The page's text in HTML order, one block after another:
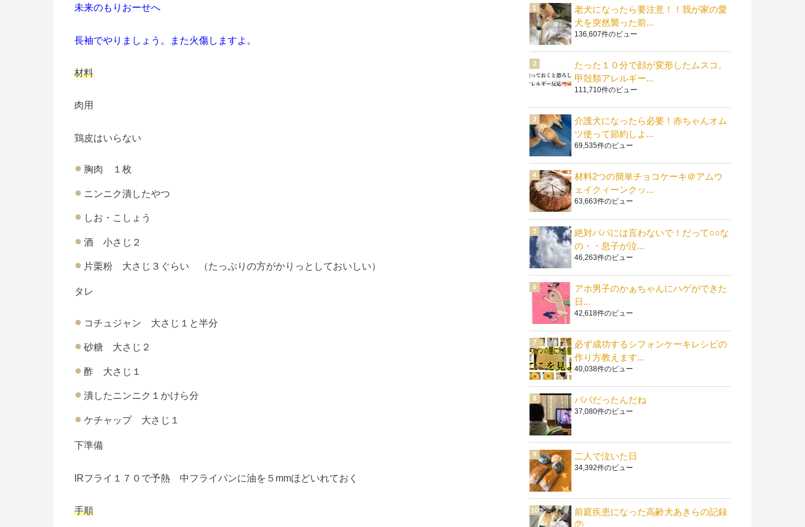
未来のもりおーせへ
長袖でやりましょう。また火傷しますよ。
材料
肉用
鶏皮はいらない
胸肉 １枚
ニンニク潰したやつ
しお・こしょう
酒 小さじ２
片栗粉 大さじ３ぐらい （たっぷりの方がかりっとしておいしい）
タレ
コチュジャン 大さじ１と半分
砂糖 大さじ２
酢 大さじ１
潰したニンニク１かけら分
ケチャップ 大さじ１
下準備
IRフライ１７０で予熱 中フライパンに油を５mmほどいれておく
手順
老犬になったら要注意！！我が家の愛
犬を突然襲った前...
136,607件のビュー
たった１０分で顔が変形したムスコ。
甲殻類アレルギー...
111,710件のビュー
介護犬になったら必要！赤ちゃんオム
ツ使って節約しよ...
69,535件のビュー
材料2つの簡単チョコケーキ＠アムウ
ェイクィーンクッ...
63,663件のビュー
絶対パパには言わないで！だって○○な
の・・息子が泣...
46,263件のビュー
アホ男子のかぁちゃんにハゲができた
日...
42,618件のビュー
必ず成功するシフォンケーキレシピの
作り方教えます...
40,038件のビュー
パパだったんだね
37,080件のビュー
二人で泣いた日
34,392件のビュー
前庭疾患になった高齢犬あきらの記録
②...